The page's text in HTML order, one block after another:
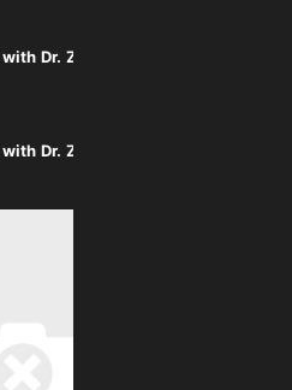
Teaser 2 | #ABtalks with Dr. Zahi Hawass | Chapter 244 | مع د.
Teaser 1 | #ABtalks with Dr. Zahi Hawass | Chapter 244 | مع د.